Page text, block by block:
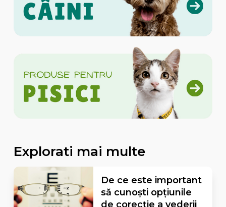
Explorati mai multe
De ce este important
să cunoști opțiunile
de corecție a vederii